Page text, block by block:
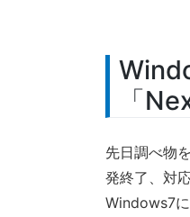
「
先日調べ物
発終了、対
Windows7